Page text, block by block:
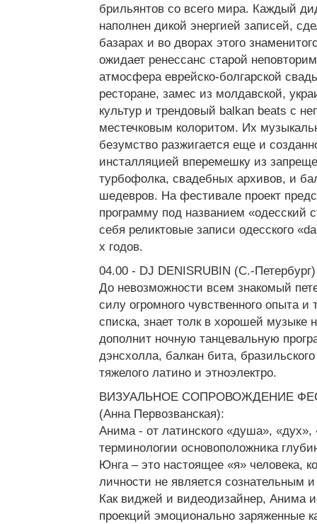
брильянтов со всего мира. Каждый
наполнен дикой энергией записей,
базарах и во дворах этого
ожидает ренессанс старой
атмосфера еврейско-болгарской
ресторане, замес из молдавской,
культур и трендовый balkan beats с
местечковым колоритом. Их
безумство разжигается еще и
инсталляцией вперемешку из
турбофолка, свадебных архивов, и
шедевров. На фестивале проект
программу под названием
себя реликтовые записи одесского
х годов.
04.00 - DJ DENISRUBIN (C.-Петербург)
До невозможности всем знакомый
силу огромного чувственного опыта и
списка, знает толк в хорошей музыке
дополнит ночную танцевальную
дэнсхолла, балкан бита,
тяжелого латино и этноэлектро.
ВИЗУАЛЬНОЕ СОПРОВОЖДЕНИЕ
(Анна Первозванская):
Анима - от латинского «душа»,
терминологии основоположника
Юнга – это настоящее «я» человека,
личности не является сознательным
Как виджей и видеодизайнер, Анима
проекций эмоционально заряженные